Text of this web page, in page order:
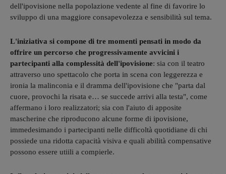
dell'ipovisione nella popolazione vedente al fine di favorire lo
sviluppo di una maggiore consapevolezza e sensibilità sul tema.
L'iniziativa si compone di tre momenti pensati in modo da
offrire un percorso che progressivamente avvicini i
partecipanti alla complessità dell'ipovisione: sia con il teatro
attraverso uno spettacolo che porta in scena con leggerezza e
ironia la malinconia e il dramma dell'ipovisione che "parta dal
cuore, provochi la risata e… se succede arrivi alla testa", come
affermano i loro realizzatori; sia con l'aiuto di apposite
mascherine che riproducono alcune forme di ipovisione,
immedesimando i partecipanti nelle difficoltà quotidiane di chi
possiede una ridotta capacità visiva e quali abilità compensative
possono essere utiili a compierle.